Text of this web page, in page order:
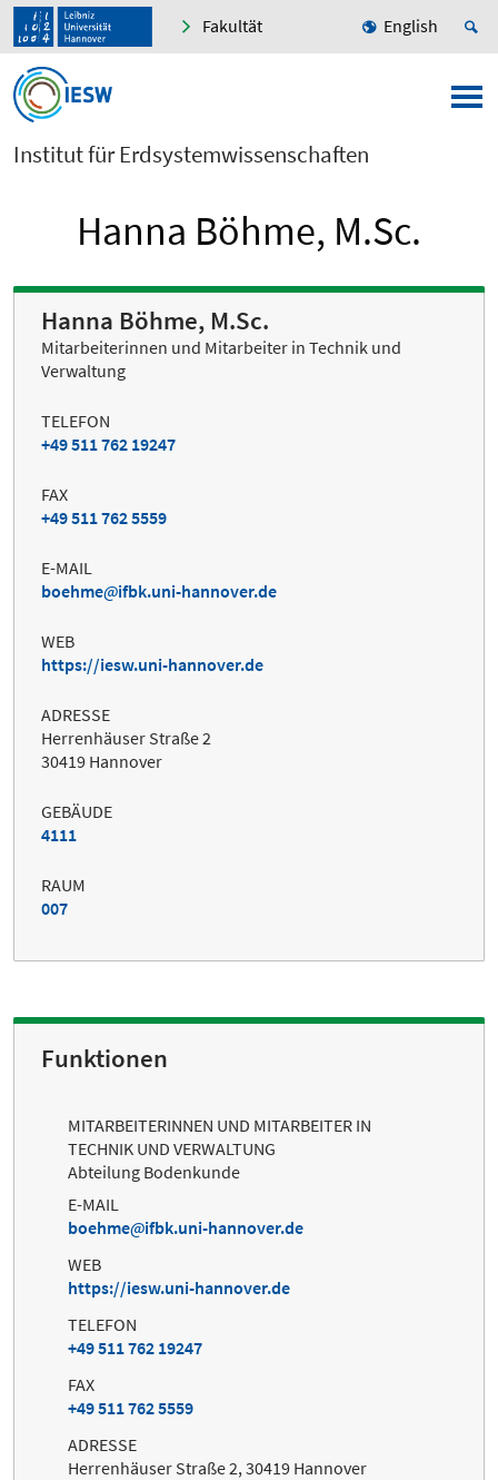
Fakultät English
Institut für Erdsystemwissenschaften
Hanna Böhme, M.Sc.
Hanna Böhme, M.Sc.
Mitarbeiterinnen und Mitarbeiter in Technik und
Verwaltung
TELEFON
+49 511 762 19247
FAX
+49 511 762 5559
E-MAIL
boehme
ifbk.uni-hannover.de
WEB
https://iesw.uni-hannover.de
ADRESSE
Herrenhäuser Straße 2
30419 Hannover
GEBÄUDE
4111
RAUM
007
Funktionen
MITARBEITERINNEN UND MITARBEITER IN
TECHNIK UND VERWALTUNG
Abteilung Bodenkunde
E-MAIL
boehme
ifbk.uni-hannover.de
WEB
https://iesw.uni-hannover.de
TELEFON
+49 511 762 19247
FAX
+49 511 762 5559
ADRESSE
Herrenhäuser Straße 2, 30419 Hannover